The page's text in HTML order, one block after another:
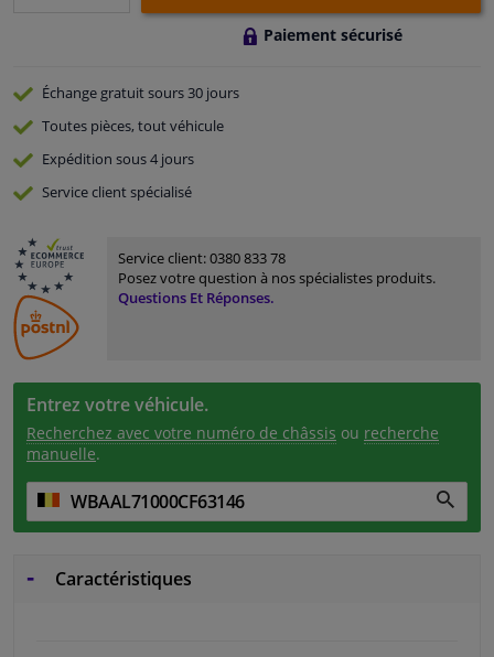
Paiement sécurisé
Échange gratuitsours 30 jours
Toutes pièces, tout véhicule
Expédition sous 4 jours
Serviceclient spécialisé
Service client:0380 833 78
Posez votre question à nos spécialistes produits.
Questions Et Réponses.
Entrez votre véhicule.
Recherchez avec votre numéro de châssis ou recherche
manuelle.
Caractéristiques